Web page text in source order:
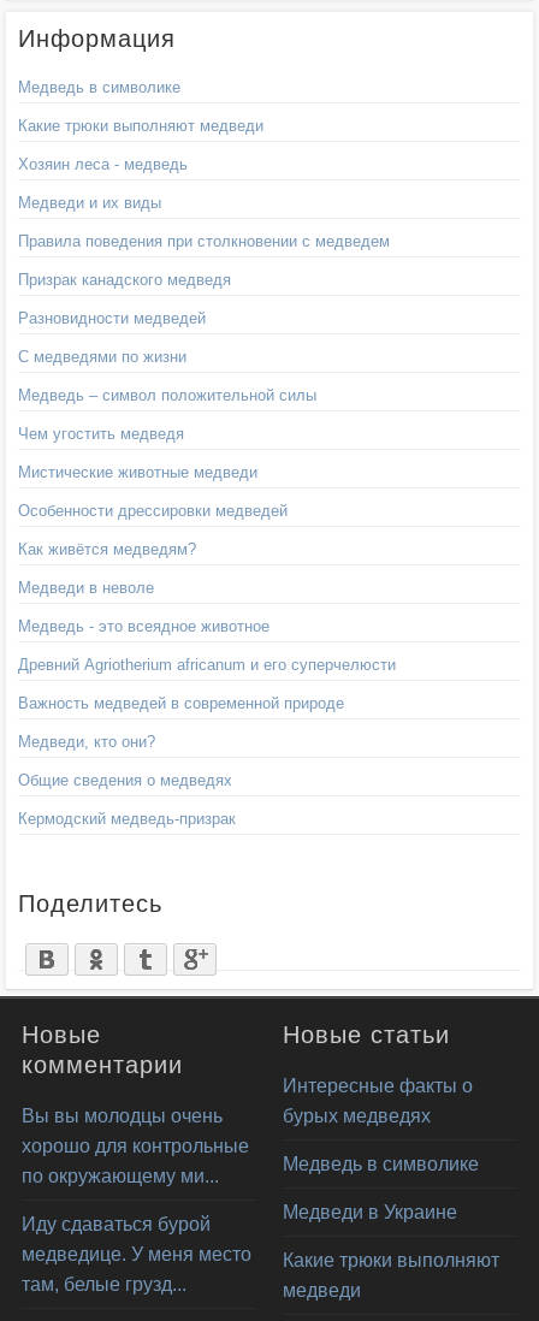
Информация
Медведь в символике
Какие трюки выполняют медведи
Хозяин леса - медведь
Медведи и их виды
Правила поведения при столкновении с медведем
Призрак канадского медведя
Разновидности медведей
С медведями по жизни
Медведь – символ положительной силы
Чем угостить медведя
Мистические животные медведи
Особенности дрессировки медведей
Как живётся медведям?
Медведи в неволе
Медведь - это всеядное животное
Древний Agriotherium africanum и его суперчелюсти
Важность медведей в современной природе
Медведи, кто они?
Общие сведения о медведях
Кермодский медведь-призрак
Поделитесь
Новые
комментарии
Вы вы молодцы очень
хорошо для контрольные
по окружающему ми...
Иду сдаваться бурой
медведице. У меня место
там, белые грузд...
Новые статьи
Интересные факты о
бурых медведях
Медведь в символике
Медведи в Украине
Какие трюки выполняют
медведи